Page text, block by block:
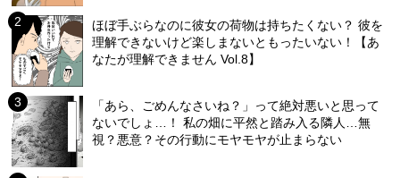
ほぼ手ぶらなのに彼女の荷物は持ちたくない？ 彼を
理解できないけど楽しまないともったいない！【あ
なたが理解できません Vol.8】
「あら、ごめんなさいね？」って絶対悪いと思って
ないでしょ…！ 私の畑に平然と踏み入る隣人…無
視？悪意？その行動にモヤモヤが止まらない